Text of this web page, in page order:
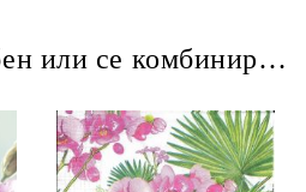
Продукта е подобен или се комбинира добре и със следните продукти :